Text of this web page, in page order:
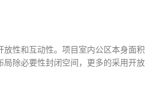
放性和互动性。项目室内公区本身面积
局除必要性封闭空间，更多的采用开放